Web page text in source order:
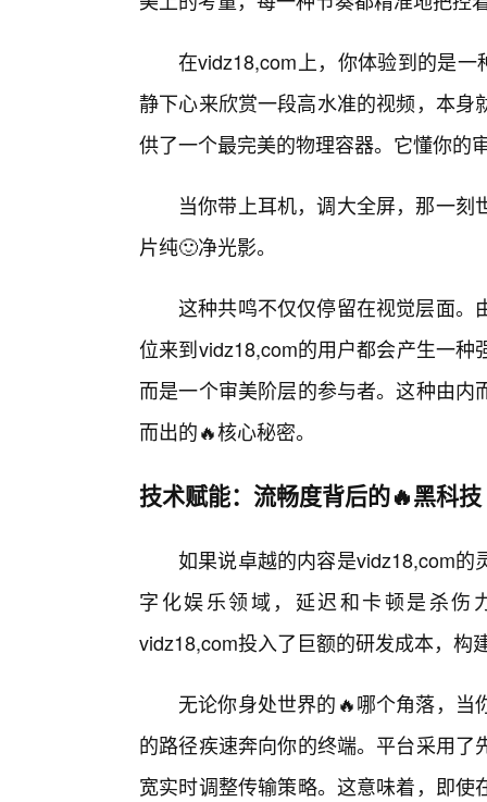
在vidz18,com上，你体验到的是一
静下心来欣赏一段高水准的视频，本
供了一个最完美的物理容器。它懂你的
当你带上耳机，调大全屏，那一
片纯🙂净光影。
这种共鸣不仅仅停留在视觉层面。
位来到vidz18,com的用户都会产生一
而是一个审美阶层的参与者。这种由
而出的🔥核心秘密。
技术赋能：流畅度背后的🔥黑科技
如果说卓越的内容是vidz18,com
字化娱乐领域，延迟和卡顿是杀伤
vidz18,com投入了巨额的研发成本，构
无论你身处世界的🔥哪个角落，
的路径疾速奔向你的终端。平台采用
宽实时调整传输策略。这意味着，即